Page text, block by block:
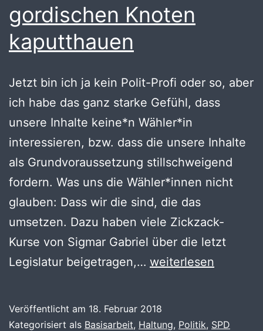
gordischen Knoten
kaputthauen
Jetzt bin ich ja kein Polit-Profi oder so, aber
ich habe das ganz starke Gefühl, dass
unsere Inhalte keine*n Wähler*in
interessieren, bzw. dass die unsere Inhalte
als Grundvoraussetzung stillschweigend
fordern. Was uns die Wähler*innen nicht
glauben: Dass wir die sind, die das
umsetzen. Dazu haben viele Zickzack-
Kurse von Sigmar Gabriel über die letzt
Legislatur beigetragen,… Wie
der
weiterlesen
Veröffentlicht am 18. Februar 2018
Kategorisiert als Basisarbeit, Haltung, Politik, SPD